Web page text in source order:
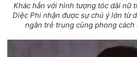
Khác hẳn với hình tượng tóc dài nữ
Diệc Phi nhận được sự chú ý lớn từ
ngắn trẻ trung cùng phong cách